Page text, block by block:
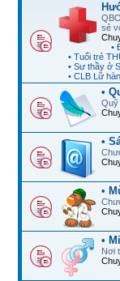
sẻ
•
• Tuổi trẻ
• Sư thầy ở
• CLB Lữ
•
Quỹ
•
•
•
Nơi